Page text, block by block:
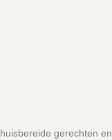
huisbereide gerechten